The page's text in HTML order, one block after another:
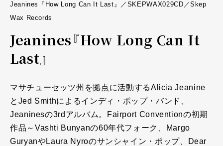
Jeanines『How Long Can It Last』／SKEPWAX029CD／Skep
Wax Records
Jeanines『How Long Can It
Last』
マサチューセッツ州を拠点に活動するAlicia Jeanine
とJed Smithによるインディ・ポップ・バンド、
Jeaninesの3rdアルバム。Fairport Conventionの初期
作品～Vashti Bunyanの60年代フォーク、Margo
GuryanやLaura Nyroのサンシャイン・ポップ、Dear